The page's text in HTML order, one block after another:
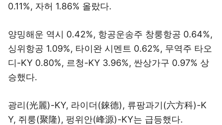
0.11%, 자허 1.86% 올랐다.
양밍해운 역시 0.42%, 항공운송주 창룽항공 0.64%,
싱위항공 1.09%, 타이완 시멘트 0.62%, 무역주 타오
디-KY 0.80%, 르청-KY 3.96%, 싼상가구 0.97% 상
승했다.
광리(光麗)-KY, 라이더(錸德), 류팡과기(六方科)-K
Y, 쥐룽(聚隆), 펑위안(峰源)-KY는 급등했다.